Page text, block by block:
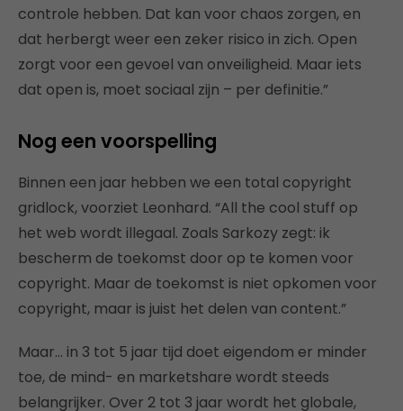
controle hebben. Dat kan voor chaos zorgen, en
dat herbergt weer een zeker risico in zich. Open
zorgt voor een gevoel van onveiligheid. Maar iets
dat open is, moet sociaal zijn – per definitie.”
Nog een voorspelling
Binnen een jaar hebben we een total copyright
gridlock, voorziet Leonhard. “All the cool stuff op
het web wordt illegaal. Zoals Sarkozy zegt: ik
bescherm de toekomst door op te komen voor
copyright. Maar de toekomst is niet opkomen voor
copyright, maar is juist het delen van content.”
Maar… in 3 tot 5 jaar tijd doet eigendom er minder
toe, de mind- en marketshare wordt steeds
belangrijker. Over 2 tot 3 jaar wordt het globale,